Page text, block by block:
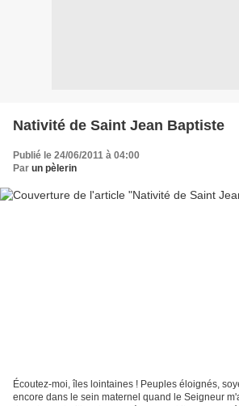
Nativité de Saint Jean Baptiste
Publié le 24/06/2011 à 04:00
Par un pèlerin
Écoutez-moi, îles lointaines ! Peuples éloignés,
encore dans le sein maternel quand le Seigneur